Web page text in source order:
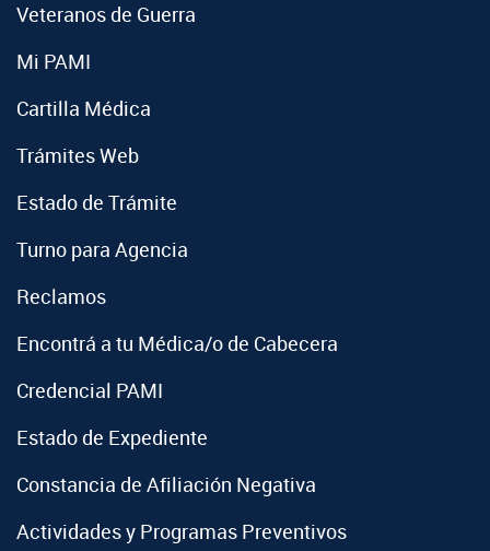
Veteranos de Guerra
Mi PAMI
Cartilla Médica
Trámites Web
Estado de Trámite
Turno para Agencia
Reclamos
Encontrá a tu Médica/o de Cabecera
Credencial PAMI
Estado de Expediente
Constancia de Afiliación Negativa
Actividades y Programas Preventivos